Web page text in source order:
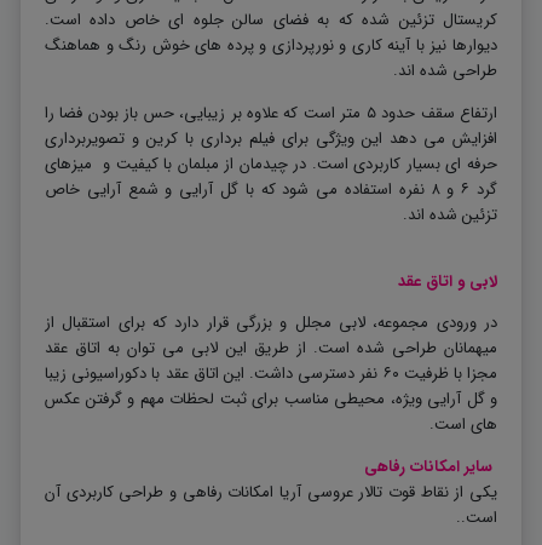
کریستال تزئین شده که به فضای سالن جلوه ای خاص داده است.
دیوارها نیز با آینه کاری و نورپردازی و پرده های خوش رنگ و هماهنگ
طراحی شده اند.
ارتفاع سقف حدود ۵ متر است که علاوه بر زیبایی، حس باز بودن فضا را
افزایش می دهد این ویژگی برای فیلم برداری با کرین و تصویربرداری
حرفه ای بسیار کاربردی است. در چیدمان از مبلمان با کیفیت و میزهای
گرد ۶ و ۸ نفره استفاده می شود که با گل آرایی و شمع آرایی خاص
تزئین شده اند.
لابی و اتاق عقد
در ورودی مجموعه، لابی مجلل و بزرگی قرار دارد که برای استقبال از
میهمانان طراحی شده است. از طریق این لابی می توان به اتاق عقد
مجزا با ظرفیت ۶۰ نفر دسترسی داشت. این اتاق عقد با دکوراسیونی زیبا
و گل آرایی ویژه، محیطی مناسب برای ثبت لحظات مهم و گرفتن عکس
های است.
سایر امکانات رفاهی
یکی از نقاط قوت تالار عروسی آریا امکانات رفاهی و طراحی کاربردی آن
است..